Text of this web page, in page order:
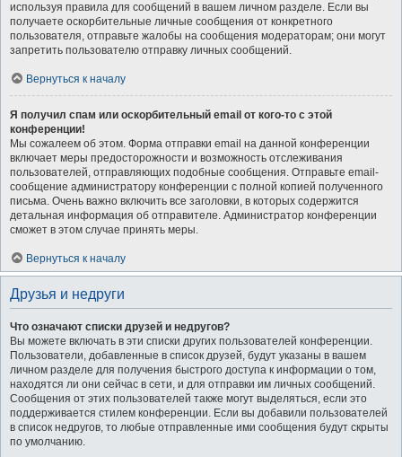
используя правила для сообщений в вашем личном разделе. Если вы
получаете оскорбительные личные сообщения от конкретного
пользователя, отправьте жалобы на сообщения модераторам; они могут
запретить пользователю отправку личных сообщений.
Вернуться к началу
Я получил спам или оскорбительный email от кого-то с этой
конференции!
Мы сожалеем об этом. Форма отправки email на данной конференции
включает меры предосторожности и возможность отслеживания
пользователей, отправляющих подобные сообщения. Отправьте email-
сообщение администратору конференции с полной копией полученного
письма. Очень важно включить все заголовки, в которых содержится
детальная информация об отправителе. Администратор конференции
сможет в этом случае принять меры.
Вернуться к началу
Друзья и недруги
Что означают списки друзей и недругов?
Вы можете включать в эти списки других пользователей конференции.
Пользователи, добавленные в список друзей, будут указаны в вашем
личном разделе для получения быстрого доступа к информации о том,
находятся ли они сейчас в сети, и для отправки им личных сообщений.
Сообщения от этих пользователей также могут выделяться, если это
поддерживается стилем конференции. Если вы добавили пользователей
в список недругов, то любые отправленные ими сообщения будут скрыты
по умолчанию.